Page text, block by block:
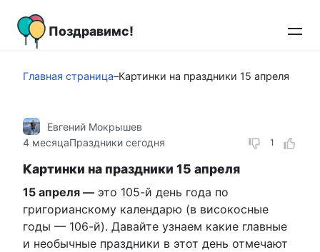
контенту
Поздравимс!
Главная страница–Картинки на праздники 15 апреля
1
Евгений Мокрышев
4 месяцаПраздники сегодня
Картинки на праздники 15 апреля
15 апреля — это 105-й день года по
григорианскому календарю (в високосные
годы — 106-й). Давайте узнаем какие главные
и необычные праздники в этот день отмечают